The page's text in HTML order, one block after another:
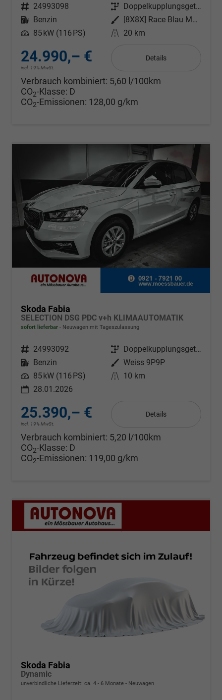
Fahrzeugnr. 24993098 Getriebe
Doppelkupplungsgetriebe (DSG)
Kraftstoff
Benzin Außenfarbe
[8X8X] Race Blau Metallic
Leistung 85 kW (116 PS) Kilometerstand 20 km
24.990,– €
incl. 19% MwSt.
Details
Verbrauch kombiniert: 5,60 l/100km
CO2-Klasse: D
CO2-Emissionen: 128,00 g/km
Skoda Fabia
SELECTION DSG PDC v+h KLIMAAUTOMATIK
sofort lieferbar Neuwagen mit Tageszulassung
Fahrzeugnr. 24993092 Getriebe
Doppelkupplungsgetriebe (DSG)
Kraftstoff
Benzin Außenfarbe Weiss 9P9P
Leistung 85 kW (116 PS) Kilometerstand 10 km
28.01.2026
25.390,– €
incl. 19% MwSt.
Details
Verbrauch kombiniert: 5,20 l/100km
CO2-Klasse: D
CO2-Emissionen: 119,00 g/km
Skoda Fabia
Dynamic
unverbindliche Lieferzeit: ca. 4 - 6 Monate Neuwagen